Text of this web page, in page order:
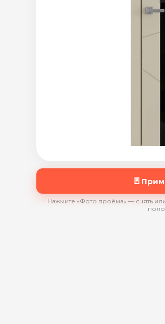
🚪
Нажмите «Фото проёма» — снять